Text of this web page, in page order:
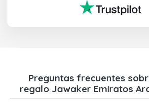
Preguntas frecuentes
regalo Jawaker Emiratos